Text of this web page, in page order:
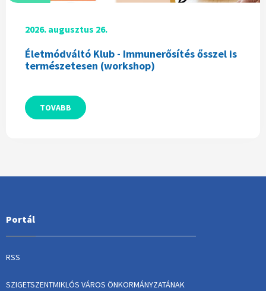
2026. augusztus 26.
Életmódváltó Klub - Immunerősítés ősszel is
természetesen (workshop)
TOVABB
Portál
RSS
SZIGETSZENTMIKLÓS VÁROS ÖNKORMÁNYZATÁNAK